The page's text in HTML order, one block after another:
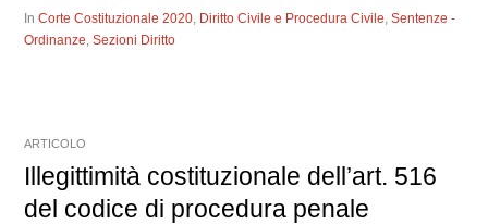
InCorte Costituzionale 2020, Diritto Civile e Procedura Civile,Sentenze -
Ordinanze,Sezioni Diritto
ARTICOLO
Illegittimità costituzionale dell’art. 516
del codice di procedura penale